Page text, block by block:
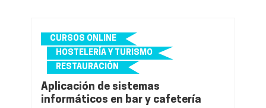
CURSOS ONLINE
HOSTELERÍA Y TURISMO
RESTAURACIÓN
Aplicación de sistemas
informáticos en bar y cafetería